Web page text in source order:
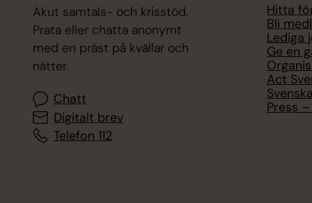
Akut samtals- och krisstöd.
Prata eller chatta anonymt
med en präst på kvällar och
nätter.
Chatt
Digitalt brev
Telefon 112
Hitta
Bli
Lediga
Ge en
Act
Press